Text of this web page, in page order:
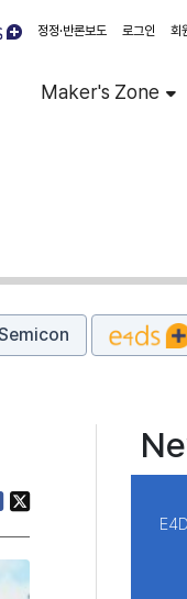
정정·반론보도 로그인 회
Maker's Zone